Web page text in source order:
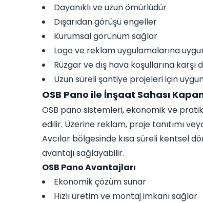
Dayanıklı ve uzun ömürlüdür
Dışarıdan görüşü engeller
Kurumsal görünüm sağlar
Logo ve reklam uygulamalarına
Rüzgar ve dış hava koşullarına karşı
Uzun süreli şantiye projeleri için
OSB Pano ile İnşaat Sahası
OSB pano sistemleri, ekonomik ve
edilir. Üzerine reklam, proje tanıtımı
Avcılar bölgesinde kısa süreli kentsel
avantajı sağlayabilir.
OSB Pano Avantajları
Ekonomik çözüm sunar
Hızlı üretim ve montaj imkanı sağlar